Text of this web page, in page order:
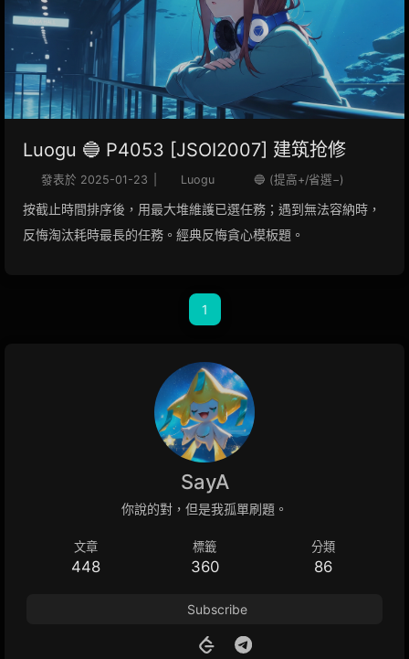
Luogu 🔵 P4053 [JSOI2007] 建筑抢修
發表於 2025-01-23 Luogu 🔵 (提高+/省選−)
按截止時間排序後，用最大堆維護已選任務；遇到無法容納時，
反悔淘汰耗時最長的任務。經典反悔貪心模板題。
1
SayA
你說的對，但是我孤單刷題。
文章
448
標籤
360
分類
86
Subscribe